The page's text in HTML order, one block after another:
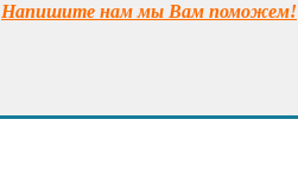
Напишите нам мы Вам поможем!